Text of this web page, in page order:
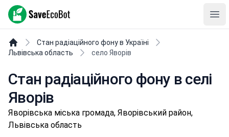
SaveEcoBot
Стан радіаційного фону в Україні
Львівська область
село Яворів
Стан радіаційного фону в селі
Яворів
Явopівськa міська громада, Яворівський район,
Львівська область